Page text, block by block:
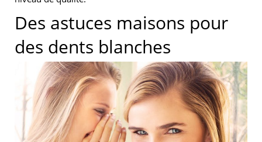
Des astuces maisons pour
des dents blanches